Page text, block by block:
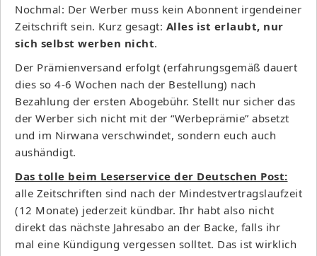
Nochmal: Der Werber muss kein Abonnent irgendeiner
Zeitschrift sein. Kurz gesagt: Alles ist erlaubt, nur
sich selbst werben nicht.
Der Prämienversand erfolgt (erfahrungsgemäß dauert
dies so 4-6 Wochen nach der Bestellung) nach
Bezahlung der ersten Abogebühr. Stellt nur sicher das
der Werber sich nicht mit der “Werbeprämie” absetzt
und im Nirwana verschwindet, sondern euch auch
aushändigt.
Das tolle beim Leserservice der Deutschen Post:
alle Zeitschriften sind nach der Mindestvertragslaufzeit
(12 Monate) jederzeit kündbar. Ihr habt also nicht
direkt das nächste Jahresabo an der Backe, falls ihr
mal eine Kündigung vergessen solltet. Das ist wirklich